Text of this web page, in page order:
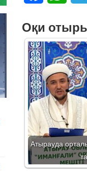
Оқи
Атырауда